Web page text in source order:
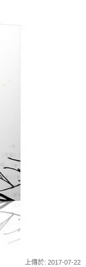
上傳於: 2017-07-22